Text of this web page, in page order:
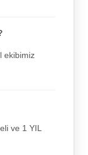
ekibimiz
ve 1 YIL